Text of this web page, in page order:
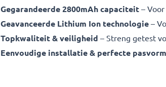
Gegarandeerde 2800mAh capaciteit –
Geavanceerde Lithium Ion technologie –
Topkwaliteit & veiligheid – Streng getest
Eenvoudige installatie & perfecte pasvorm